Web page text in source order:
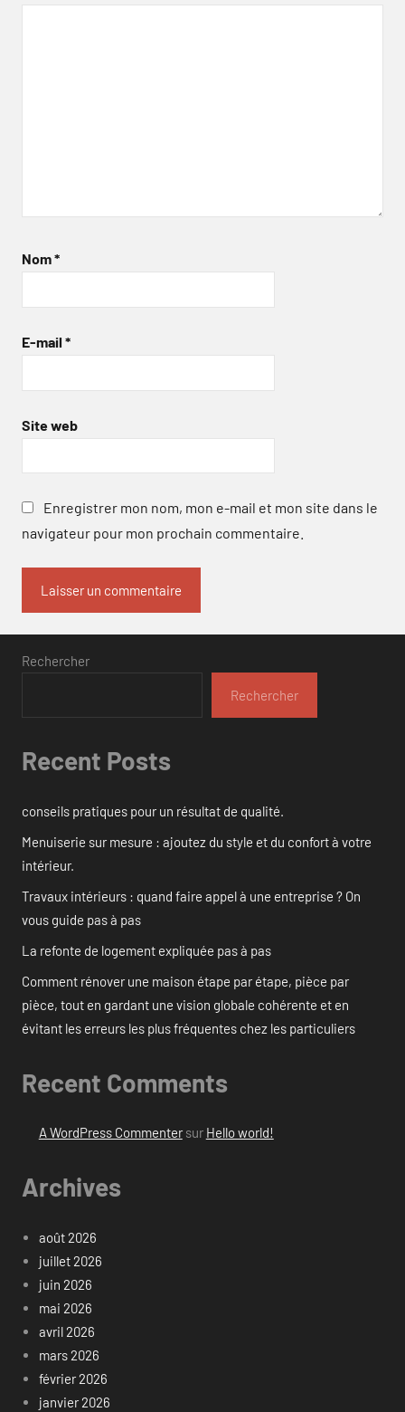
Nom*
E-mail *
Site web
Enregistrer mon nom, mon e-mail et mon site dans le
navigateur pour mon prochain commentaire.
Rechercher
Rechercher
Recent Posts
conseils pratiques pour un résultat de qualité.
Menuiserie sur mesure : ajoutez du style et du confort à votre
intérieur.
Travaux intérieurs : quand faire appel à une entreprise ? On
vous guide pas à pas
La refonte de logement expliquée pas à pas
Comment rénover une maison étape par étape, pièce par
pièce, tout en gardant une vision globale cohérente et en
évitant les erreurs les plus fréquentes chez les particuliers
Recent Comments
A WordPress Commentersur Hello world!
Archives
août 2026
juillet 2026
juin 2026
mai 2026
avril 2026
mars 2026
février 2026
janvier 2026